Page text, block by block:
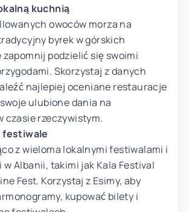
kuchnią
owoców morza na
byrek w górskich
podzielić się swoimi
Skorzystaj z danych
najlepiej oceniane restauracje
ulubione dania na
czasie rzeczywistym.
festiwale
z wieloma lokalnymi festiwalami i
Albanii, takimi jak Kala Festival
Fest. Korzystaj z Esimy, aby
kupować bilety i